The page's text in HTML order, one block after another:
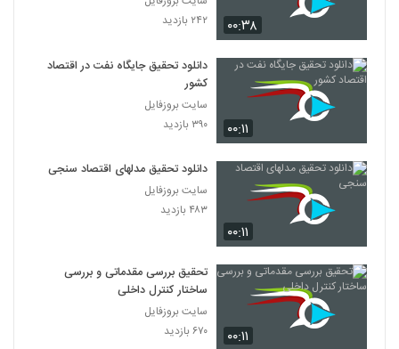
۰۰:۳۸
۲۴۲ بازدید
۰۰:۱۱
دانلود تحقیق جایگاه نفت در اقتصاد
کشور
سایت بروزفایل
۳۹۰ بازدید
۰۰:۱۱
دانلود تحقیق مدلهای اقتصاد سنجی
سایت بروزفایل
۴۸۳ بازدید
۰۰:۱۱
تحقیق بررسی مقدماتی و بررسی
ساختار كنترل داخلی
سایت بروزفایل
۶۷۰ بازدید